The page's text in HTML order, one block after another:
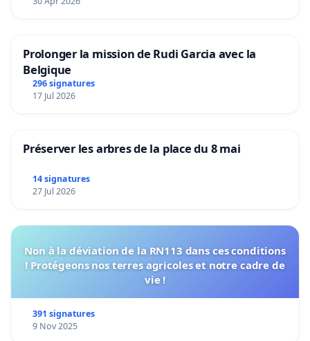
Prolonger la mission de Rudi Garcia avec la
Belgique
296 signatures
17 Jul 2026
Préserver les arbres de la place du 8 mai
14 signatures
27 Jul 2026
Non à la déviation de la RN113 dans ces conditions
! Protégeons nos terres agricoles et notre cadre de
vie !
391 signatures
9 Nov 2025